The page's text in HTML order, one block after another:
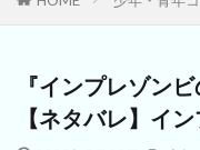
『インプレゾン
【ネタバレ】イ